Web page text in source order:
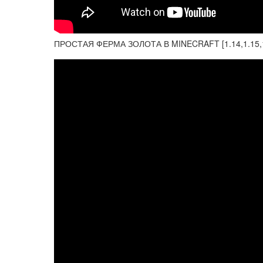
ПРОСТАЯ ФЕРМА ЗОЛОТА В MINECRAFT